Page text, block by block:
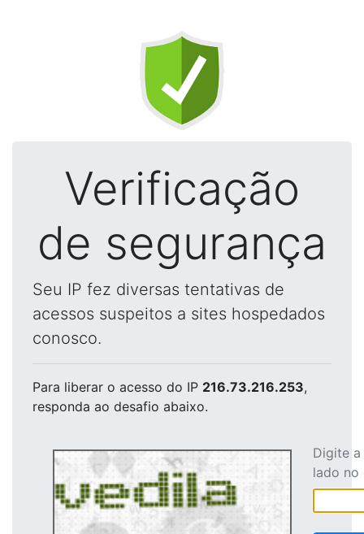
Verificação
de segurança
Seu IP fez diversas tentativas de
acessos suspeitos a sites hospedados
conosco.
Para liberar o acesso do IP 216.73.216.253,
responda ao desafio abaixo.
Digite
lado no